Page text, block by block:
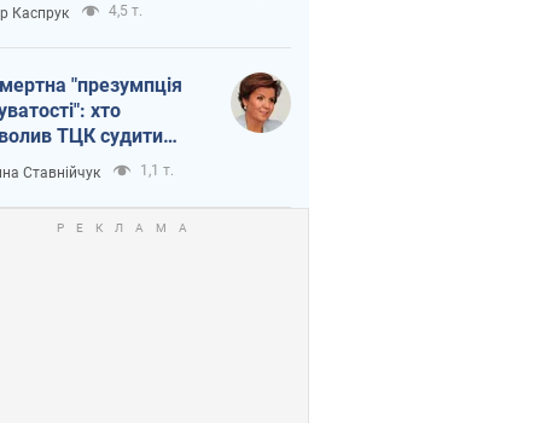
Каспрук 4,5 т.
"презумпція
хто
ТЦК судити
захисників
Ставнійчук 1,1 т.